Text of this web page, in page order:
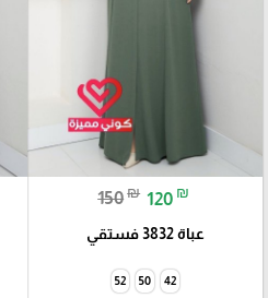
150₪ 120 ₪
عباة 3832 فستقي
42
50
52